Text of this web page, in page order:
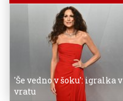
'Še vedno v šoku':
vratu